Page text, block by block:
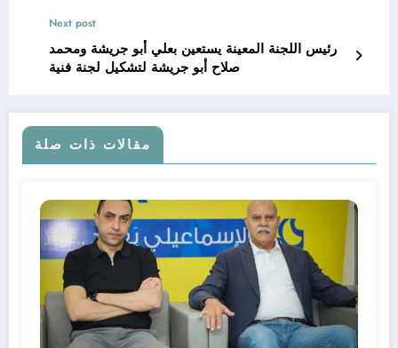
Next post
رئيس اللجنة المعينة يستعين بعلي أبو جريشة ومحمد
صلاح أبو جريشة لتشكيل لجنة فنية
مقالات ذات صلة